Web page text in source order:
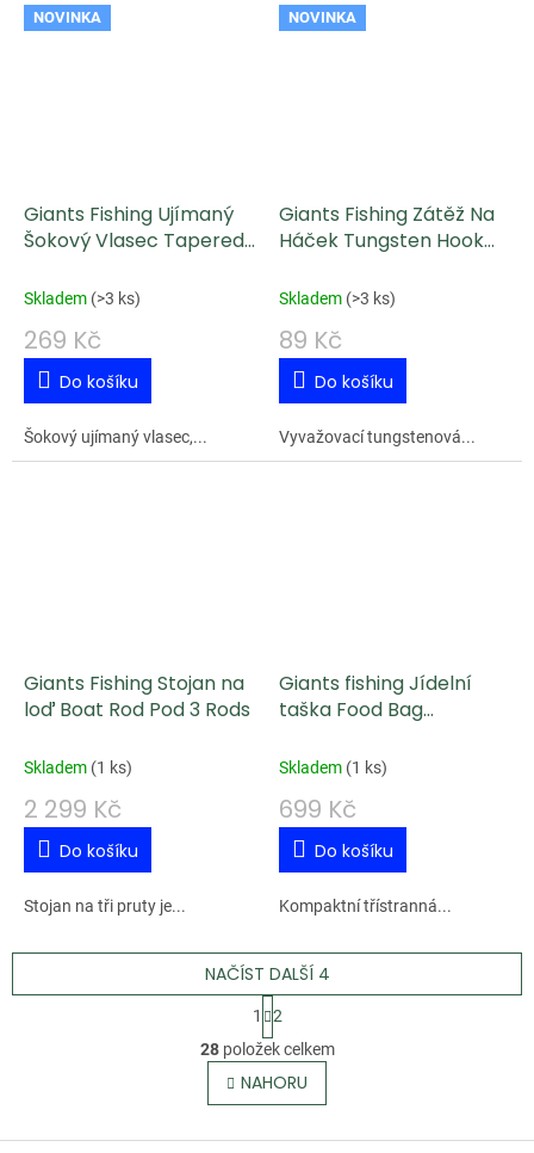
NOVINKA
Giants Fishing Ujímaný
Šokový Vlasec Tapered
0,35 - 0,65 mm
Skladem (>3 ks)
269 Kč
Do košíku
Šokový ujímaný vlasec,...
NOVINKA
Giants Fishing Zátěž Na
Háček Tungsten Hook
Skladem (>3 ks)
89 Kč
Do košíku
Vyvažovací tungstenová...
Giants Fishing Stojan na
loď Boat Rod Pod 3 Rods
Skladem (1 ks)
2 299 Kč
Do košíku
Stojan na tři pruty je...
Giants fishing Jídelní
taška Food Bag
Skladem (1 ks)
699 Kč
Do košíku
Kompaktní třístranná...
O
v
l
á
NAČÍST DALŠÍ 4
S
t
r
á
n
k
1
2
28položek celkem
NAHORU